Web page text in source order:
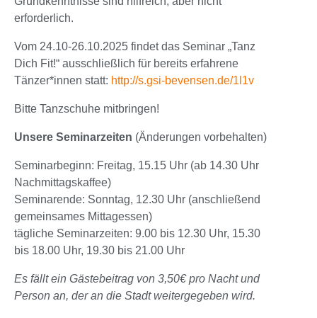
erforderlich.
Vom 24.10-26.10.2025 findet das Seminar „Tanz
Dich Fit!“ ausschließlich für bereits erfahrene
Tänzer*innen statt: http://s.gsi-bevensen.de/1l1v
Bitte Tanzschuhe mitbringen!
Unsere Seminarzeiten (Änderungen vorbehalten)
Seminarbeginn: Freitag, 15.15 Uhr (ab 14.30 Uhr
Nachmittagskaffee)
Seminarende: Sonntag, 12.30 Uhr (anschließend
gemeinsames Mittagessen)
tägliche Seminarzeiten: 9.00 bis 12.30 Uhr, 15.30
bis 18.00 Uhr, 19.30 bis 21.00 Uhr
Es fällt ein Gästebeitrag von 3,50€ pro Nacht und
Person an, der an die Stadt weitergegeben wird.